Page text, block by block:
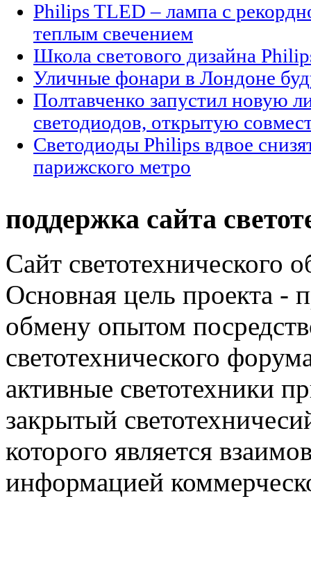
Philips TLED – лампа с
теплым свечением
Школа светового дизайна
Уличные фонари в Лондоне
Полтавченко запустил новую
светодиодов, открытую
Светодиоды Philips вдвое
парижского метро
поддержка сайта
Сайт светотехнического
Основная цель проекта -
обмену опытом
светотехнического
активные светотехники
закрытый
которого является
информацией